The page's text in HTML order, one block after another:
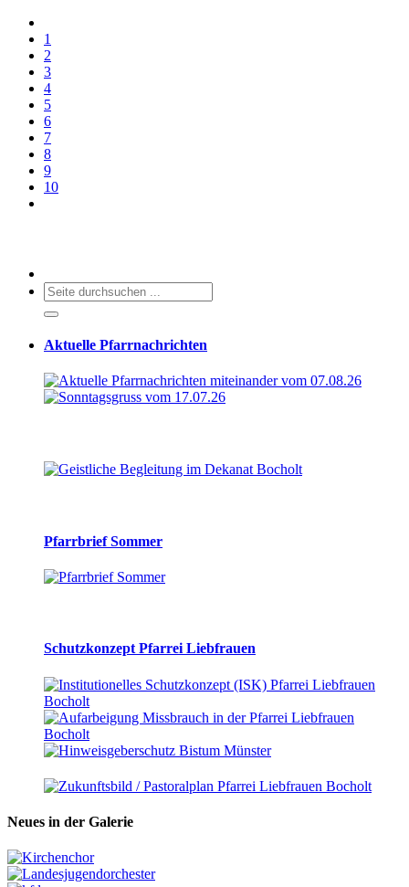
1
2
3
4
5
6
7
8
9
10
Aktuelle Pfarrnachrichten
Pfarrbrief Sommer
Schutzkonzept Pfarrei Liebfrauen
Neues in der Galerie